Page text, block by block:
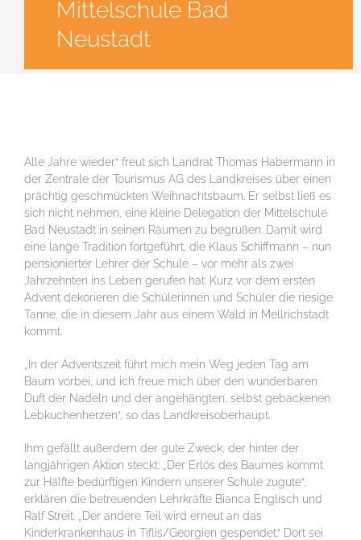
Mittelschule Bad
Neustadt
Alle Jahre wieder“ freut sich Landrat Thomas Habermann in
der Zentrale der Tourismus AG des Landkreises über einen
prächtig geschmückten Weihnachtsbaum. Er selbst ließ es
sich nicht nehmen, eine kleine Delegation der Mittelschule
Bad Neustadt in seinen Räumen zu begrüßen. Damit wird
eine lange Tradition fortgeführt, die Klaus Schiffmann – nun
pensionierter Lehrer der Schule – vor mehr als zwei
Jahrzehnten ins Leben gerufen hat. Kurz vor dem ersten
Advent dekorieren die Schülerinnen und Schüler die riesige
Tanne, die in diesem Jahr aus einem Wald in Mellrichstadt
kommt.
„In der Adventszeit führt mich mein Weg jeden Tag am
Baum vorbei, und ich freue mich über den wunderbaren
Duft der Nadeln und der angehängten, selbst gebackenen
Lebkuchenherzen“, so das Landkreisoberhaupt.
Ihm gefällt außerdem der gute Zweck, der hinter der
langjährigen Aktion steckt: „Der Erlös des Baumes kommt
zur Hälfte bedürftigen Kindern unserer Schule zugute“,
erklären die betreuenden Lehrkräfte Bianca Englisch und
Ralf Streit. „Der andere Teil wird erneut an das
Kinderkrankenhaus in Tiflis/Georgien gespendet.“ Dort sei